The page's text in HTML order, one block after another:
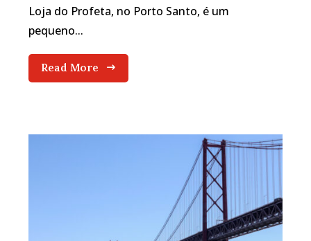
Loja do Profeta, no Porto Santo, é um
pequeno...
Read More